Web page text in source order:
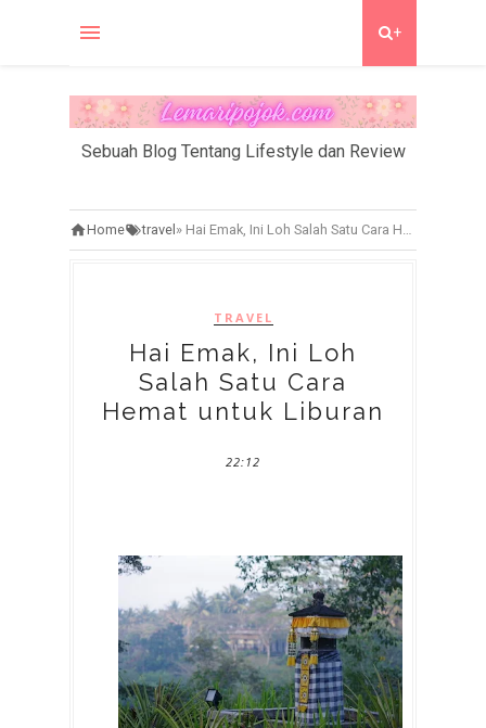
+
Sebuah Blog Tentang Lifestyle dan Review
Home travel » Hai Emak, Ini Loh Salah Satu Cara Hemat untuk Liburan
TRAVEL
Hai Emak, Ini Loh
Salah Satu Cara
Hemat untuk Liburan
22:12